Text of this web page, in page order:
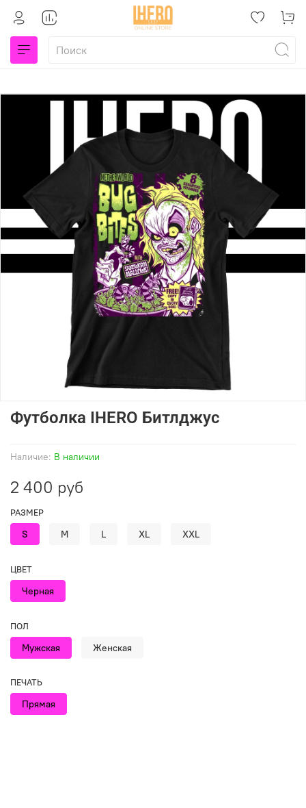
Наличие: В наличии
Футболка IHERO Битлджус
2 400 руб
РАЗМЕР
S M L XL XXL
ЦВЕТ
Черная
ПОЛ
Мужская Женская
ПЕЧАТЬ
Прямая